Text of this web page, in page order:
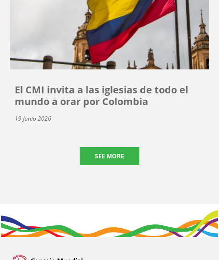
El CMI invita a las iglesias de todo el
mundo a orar por Colombia
19 Junio 2026
SEE MORE